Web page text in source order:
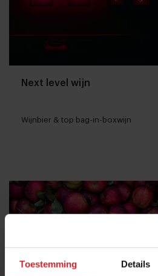
Toestemming Details
Next level wijn
Wijnbier & top bag-in-boxwijn